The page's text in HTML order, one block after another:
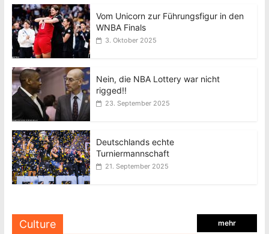
Vom Unicorn zur Führungsfigur in den
WNBA Finals
3. Oktober 2025
Nein, die NBA Lottery war nicht
rigged!!
23. September 2025
Deutschlands echte
Turniermannschaft
21. September 2025
Culture mehr